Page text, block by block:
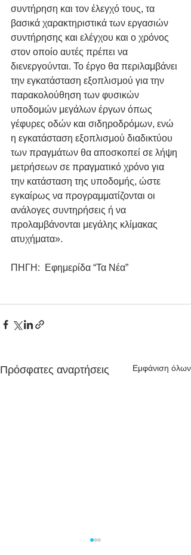
συντήρηση και τον έλεγχό τους, τα
βασικά χαρακτηριστικά των εργασιών
συντήρησης και ελέγχου και ο χρόνος
στον οποίο αυτές πρέπει να
διενεργούνται. Το έργο θα περιλαμβάνει
την εγκατάσταση εξοπλισμού για την
παρακολούθηση των φυσικών
υποδομών μεγάλων έργων όπως
γέφυρες οδών και σιδηροδρόμων, ενώ
η εγκατάσταση εξοπλισμού διαδικτύου
των πραγμάτων θα αποσκοπεί σε λήψη
μετρήσεων σε πραγματικό χρόνο για
την κατάσταση της υποδομής, ώστε
εγκαίρως να προγραμματίζονται οι
ανάλογες συντηρήσεις ή να
προλαμβάνονται μεγάλης κλίμακας
ατυχήματα».
ΠΗΓΗ:  Εφημερίδα “Τα Νέα”
Πρόσφατες αναρτήσεις Εμφάνιση όλων